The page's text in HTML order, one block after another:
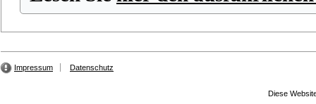
Impressum Datenschutz
Diese